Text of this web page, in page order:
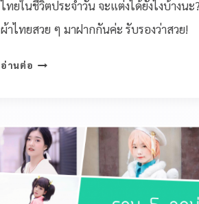
ไทยในชีวิตประจำวัน จะแต่งได้ยังไงบ้างน
ผ้าไทยสวย ๆ มาฝากกันค่ะ รับรองว่าสวย!
อ่านต่อ